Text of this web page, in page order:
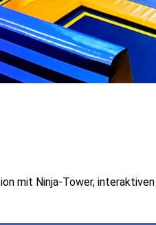
mit Ninja-Tower,